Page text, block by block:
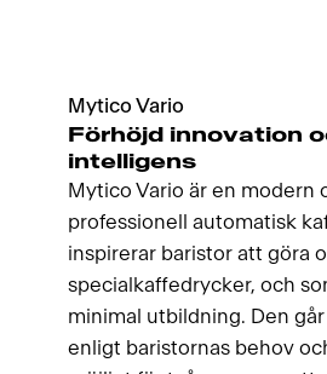
Mytico Vario
Förhöjd innovation
intelligens
Mytico Vario är en modern
professionell automatisk
inspirerar baristor att göra
specialkaffedrycker, och
minimal utbildning. Den
enligt baristornas behov